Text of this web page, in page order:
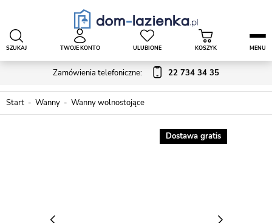
Zamówienia telefoniczne: 22 734 34 35
SZUKAJ TWOJE KONTO ULUBIONE KOSZYK MENU
Start Wanny Wanny wolnostojące
Dostawa gratis